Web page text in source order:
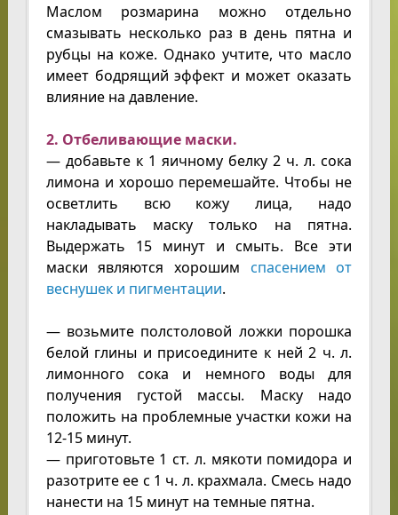
Маслом розмарина можно отдельно
смазывать несколько раз в день пятна и
рубцы на коже. Однако учтите, что масло
имеет бодрящий эффект и может оказать
влияние на давление.
2. Отбеливающие маски.
— добавьте к 1 яичному белку 2 ч. л. сока
лимона и хорошо перемешайте. Чтобы не
осветлить всю кожу лица, надо
накладывать маску только на пятна.
Выдержать 15 минут и смыть. Все эти
маски являются хорошим спасением от
веснушек и пигментации.
— возьмите полстоловой ложки порошка
белой глины и присоедините к ней 2 ч. л.
лимонного сока и немного воды для
получения густой массы. Маску надо
положить на проблемные участки кожи на
12-15 минут.
— приготовьте 1 ст. л. мякоти помидора и
разотрите ее с 1 ч. л. крахмала. Смесь надо
нанести на 15 минут на темные пятна.